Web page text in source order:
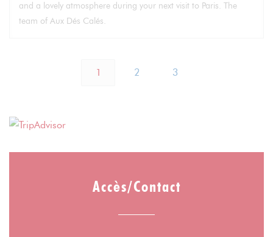
and a lovely atmosphere during your next visit to Paris. The
team of Aux Dés Calés.
1 2 3
Accès/Contact